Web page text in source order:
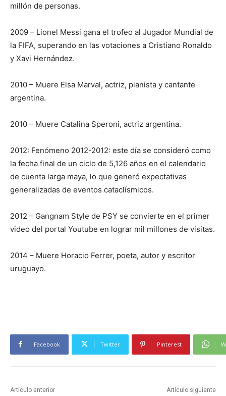
millón de personas.
2009 – Lionel Messi gana el trofeo al Jugador Mundial de
la FIFA, superando en las votaciones a Cristiano Ronaldo
y Xavi Hernández.
2010 – Muere Elsa Marval, actriz, pianista y cantante
argentina.
2010 – Muere Catalina Speroni, actriz argentina.
2012: Fenómeno 2012-2012: este día se consideró como
la fecha final de un ciclo de 5,126 años en el calendario
de cuenta larga maya, lo que generó expectativas
generalizadas de eventos cataclísmicos.
2012 – Gangnam Style de PSY se convierte en el primer
video del portal Youtube en lograr mil millones de visitas.
2014 – Muere Horacio Ferrer, poeta, autor y escritor
uruguayo.
Facebook Twitter Pinterest
Artículo anterior Artículo siguiente